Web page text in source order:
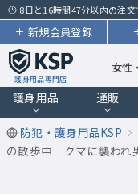
8日と16時間47分以内の注
新規会員登録
護身用品専門店
女性
護身用品 通販
防犯・護身用品KSP
の散歩中 クマに襲われ